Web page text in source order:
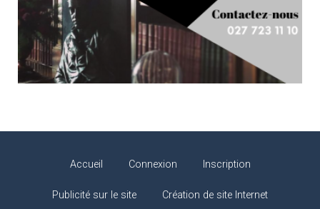
Accueil Connexion Inscription
Publicité sur le site Création de site Internet